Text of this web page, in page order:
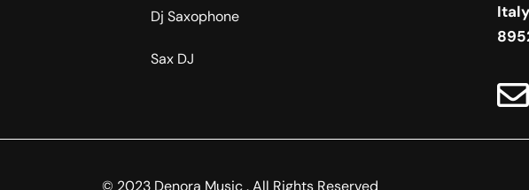
Dj Saxophone
Sax DJ
© 2023 Denora Music . All Rights Reserved